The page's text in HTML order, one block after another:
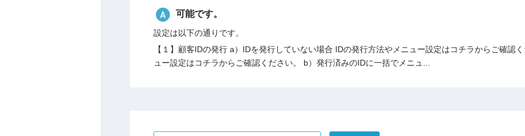
可能です。
設定は以下の通りです。
【１】顧客IDの発行 a）IDを発行していない場合 IDの発行方法やメニュー設定はコチラからご確認
ュー設定はコチラからご確認ください。 b）発行済みのIDに一括でメニュ...